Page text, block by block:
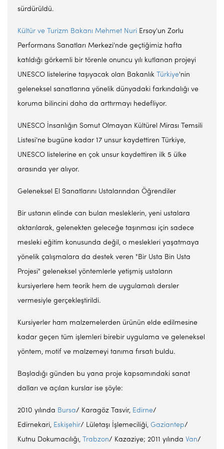
sürdürüldü.
Kültür ve Turizm Bakanı Mehmet Nuri Ersoy'un Zorlu
Performans Sanatları Merkezi'nde geçtiğimiz hafta
katıldığı görkemli bir törenle onuncu yılı kutlanan projeyi
UNESCO listelerine taşıyacak olan Bakanlık Türkiye'nin
geleneksel sanatlarına yönelik dünyadaki farkındalığı ve
koruma bilincini daha da arttırmayı hedefliyor.
UNESCO İnsanlığın Somut Olmayan Kültürel Mirası Temsili
Listesi'ne bugüne kadar 17 unsur kaydettiren Türkiye,
UNESCO listelerine en çok unsur kaydettiren ilk 5 ülke
arasında yer alıyor.
Geleneksel El Sanatlarını Ustalarından Öğrendiler
Bir ustanın elinde can bulan mesleklerin, yeni ustalara
aktarılarak, gelenekten geleceğe taşınması için sadece
mesleki eğitim konusunda değil, o meslekleri yaşatmaya
yönelik çalışmalara da destek veren "Bir Usta Bin Usta
Projesi" geleneksel yöntemlerle yetişmiş ustaların
kursiyerlere hem teorik hem de uygulamalı dersler
vermesiyle gerçekleştirildi.
Kursiyerler ham malzemelerden ürünün elde edilmesine
kadar geçen tüm işlemleri birebir uygulama ve geleneksel
yöntem, motif ve malzemeyi tanıma fırsatı buldu.
Başladığı günden bu yana proje kapsamındaki sanat
dalları ve açılan kurslar ise şöyle:
2010 yılında Bursa/ Karagöz Tasvir, Edirne/
Edirnekari, Eskişehir/ Lületaşı İşlemeciliği, Gaziantep/
Kutnu Dokumacılığı, Trabzon/ Kazaziye; 2011 yılında Van/